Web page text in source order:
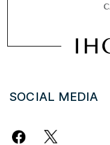
SOCIAL MEDIA